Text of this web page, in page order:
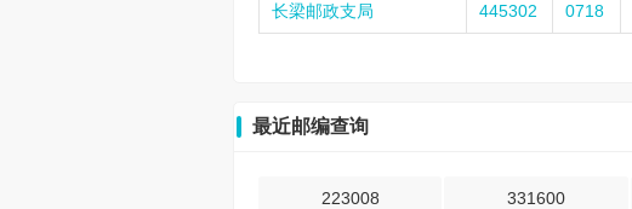
长梁邮政支局 445302 0718
最近邮编查询
223008 331600